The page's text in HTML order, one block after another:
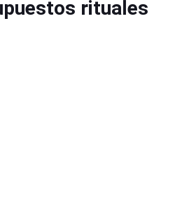
rituales